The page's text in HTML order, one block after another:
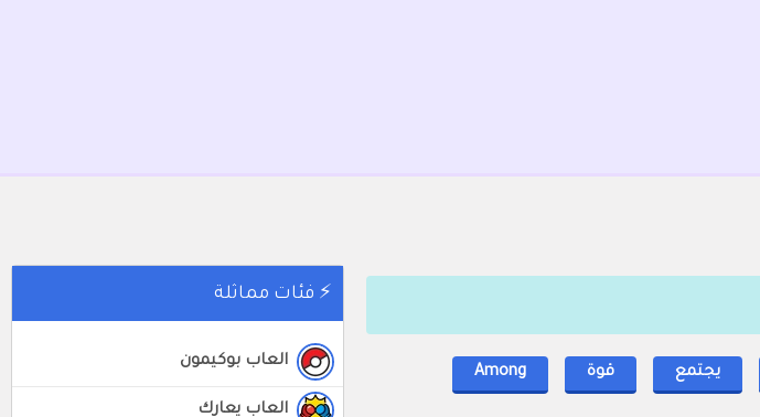
⚡ فئات مماثلة
العاب بوكيمون
العاب يعارك
يجتمع قوة Among